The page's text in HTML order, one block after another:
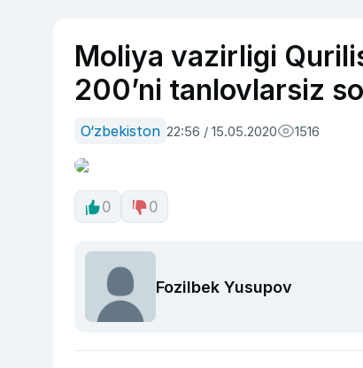
Moliya vazirligi
200’ni tanlovlarsiz
O‘zbekiston 22:56 / 15.05.2020 1516
0 0
Fozilbek Yusupov